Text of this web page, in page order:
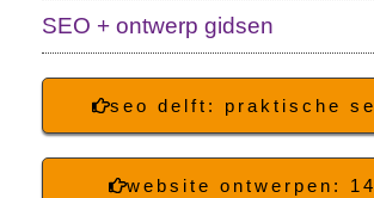
SEO + ontwerp gidsen
seo delft: praktische
website ontwerpen: